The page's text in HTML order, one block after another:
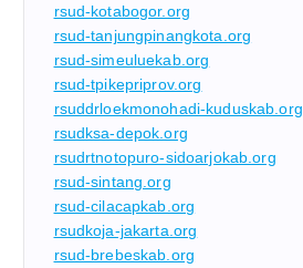
rsud-kotabogor.org
rsud-tanjungpinangkota.org
rsud-simeuluekab.org
rsud-tpikepriprov.org
rsuddrloekmonohadi-kuduskab.org
rsudksa-depok.org
rsudrtnotopuro-sidoarjokab.org
rsud-sintang.org
rsud-cilacapkab.org
rsudkoja-jakarta.org
rsud-brebeskab.org